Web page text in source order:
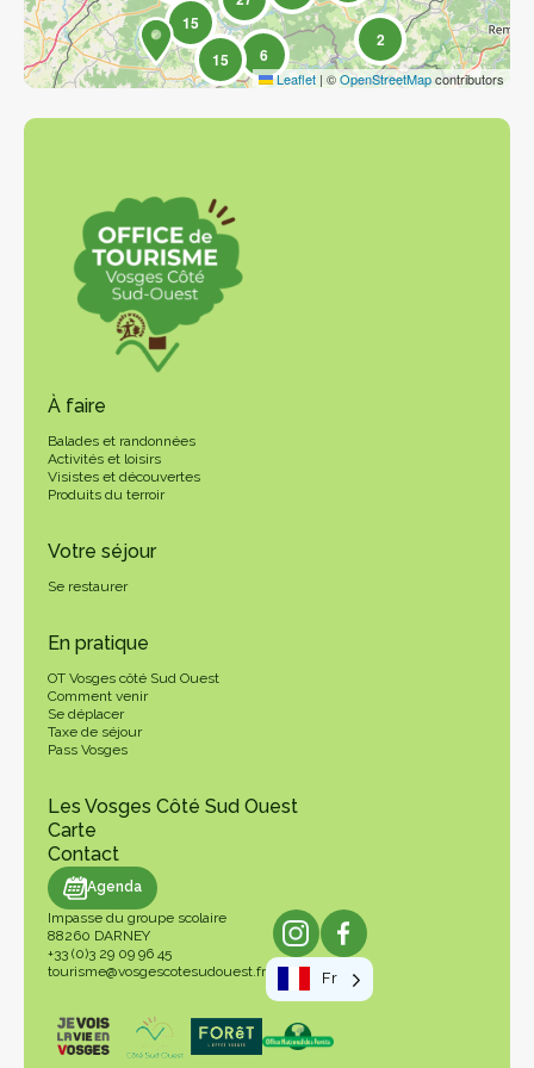
6
15
15
2
Leaflet | ©OpenStreetMapcontributors
À faire
Balades et randonnées
Activités et loisirs
Visistes et découvertes
Produits du terroir
Votre séjour
Se restaurer
En pratique
OT Vosges côté Sud Ouest
Comment venir
Se déplacer
Taxe de séjour
Pass Vosges
Les Vosges Côté Sud Ouest
Carte
Contact
Agenda
Impasse du groupe scolaire
88260 DARNEY
+33 (0)3 29 09 96 45
tourisme@vosgescotesudouest.fr
Fr